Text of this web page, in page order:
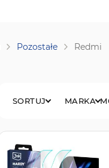
Pozostałe Redmi
MARKA
SORTUJ